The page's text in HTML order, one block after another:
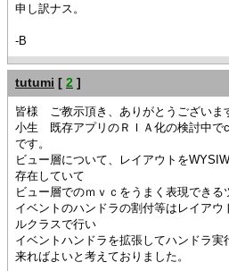
申し訳ナス。
-B
tutumi [ 2 ]
皆様 ご教示頂き、ありがとうございま
小生 既存アプリのＲＩＡ化の検討中で
です。
ビュー層について、レイアウトを
存在していて
ビュー層でのｍｖｃをうまく表現できる
イベントのハンドラの割付等はレイア
ルクラスで行い
イベントハンドラを拡張してハンドラ実
来ればよいと考えておりました。